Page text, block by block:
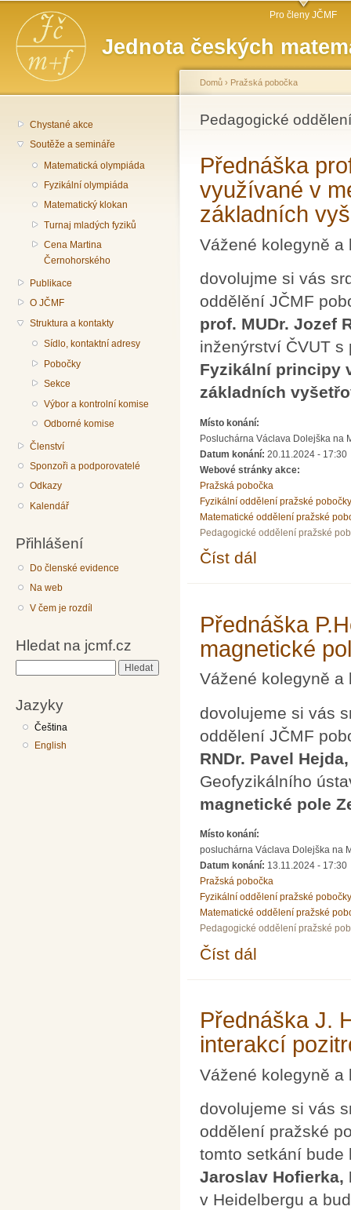
Jednota českých
Hlavní menu Pro členy JČMF
Chystané akce
Soutěže a semináře
Matematická olympiáda
Fyzikální olympiáda
Matematický klokan
Turnaj mladých fyziků
Cena Martina
Černohorského
Publikace
O JČMF
Struktura a kontakty
Sídlo, kontaktní adresy
Pobočky
Sekce
Výbor a kontrolní komise
Odborné komise
Členství
Sponzoři a podporovatelé
Odkazy
Kalendář
Přihlášení
Do členské evidence
Na web
V čem je rozdíl
Hledat na jcmf.cz
Jazyky
Čeština
English
Jste zde
Domů › Pražská pobočka
Pedagogické
Přednáška
využívané v
základních
Vážené kolegyně a
dovolujme si vás
oddělění JČMF
prof. MUDr. Jozef
inženýrství ČVUT s
Fyzikální principy
základních
Místo konání:
Posluchárna Václava Dolejška na
Datum konání: 20.11.2024 - 17:30
Webové stránky akce:
Pražská pobočka
Fyzikální oddělení pražské pobočky
Matematické oddělení pražské
Pedagogické oddělení pražské
Číst dál
Přednáška
magnetické
Vážené kolegyně a
dovolujeme si vás
oddělení JČMF
RNDr. Pavel
Geofyzikálního
magnetické pole
Místo konání:
posluchárna Václava Dolejška na
Datum konání: 13.11.2024 - 17:30
Pražská pobočka
Fyzikální oddělení pražské pobočky
Matematické oddělení pražské
Pedagogické oddělení pražské
Číst dál
Přednáška J.
interakcí
Vážené kolegyně a
dovolujeme si vás
oddělení pražské
tomto setkání
Jaroslav Hofierka,
v Heidelbergu a